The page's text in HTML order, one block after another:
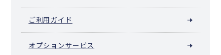
ご利用ガイド
オプションサービス